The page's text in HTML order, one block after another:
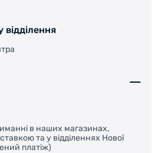
в наших магазинах,
та у відділеннях Нової
платіж)